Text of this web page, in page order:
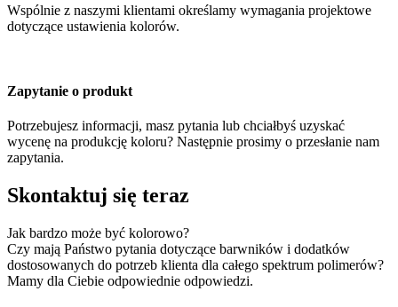
Wspólnie z naszymi klientami określamy wymagania projektowe
dotyczące ustawienia kolorów.
Zapytanie o produkt
Potrzebujesz informacji, masz pytania lub chciałbyś uzyskać
wycenę na produkcję koloru? Następnie prosimy o przesłanie nam
zapytania.
Skontaktuj się teraz
Jak bardzo może być kolorowo?
Czy mają Państwo pytania dotyczące barwników i dodatków
dostosowanych do potrzeb klienta dla całego spektrum polimerów?
Mamy dla Ciebie odpowiednie odpowiedzi.